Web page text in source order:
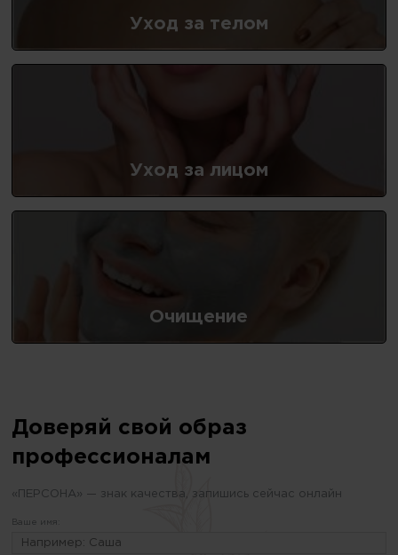
Уход за телом
Уход за лицом
Очищение
Доверяй свой образ
профессионалам
«ПЕРСОНА» — знак качества, запишись сейчас онлайн
Ваше имя: